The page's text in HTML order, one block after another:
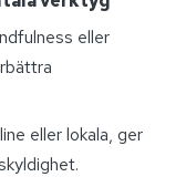
eller
eller lokala, ger